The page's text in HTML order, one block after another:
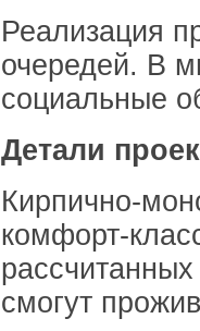
Реализация
очередей. В
социальные
Детали
Кирпично-
комфорт-
смогут